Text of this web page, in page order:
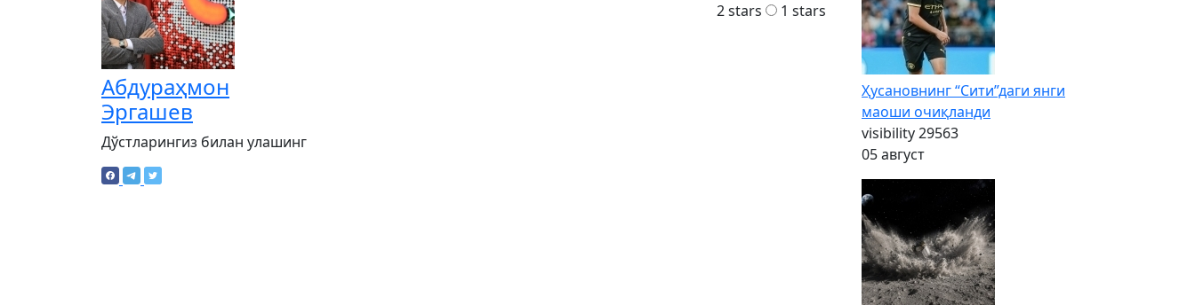
Абдураҳмон
Эргашев
2 stars
1 stars
Дўстларингиз билан улашинг
Ҳусановнинг “Сити”даги янги
маоши очиқланди
visibility29563
05 август